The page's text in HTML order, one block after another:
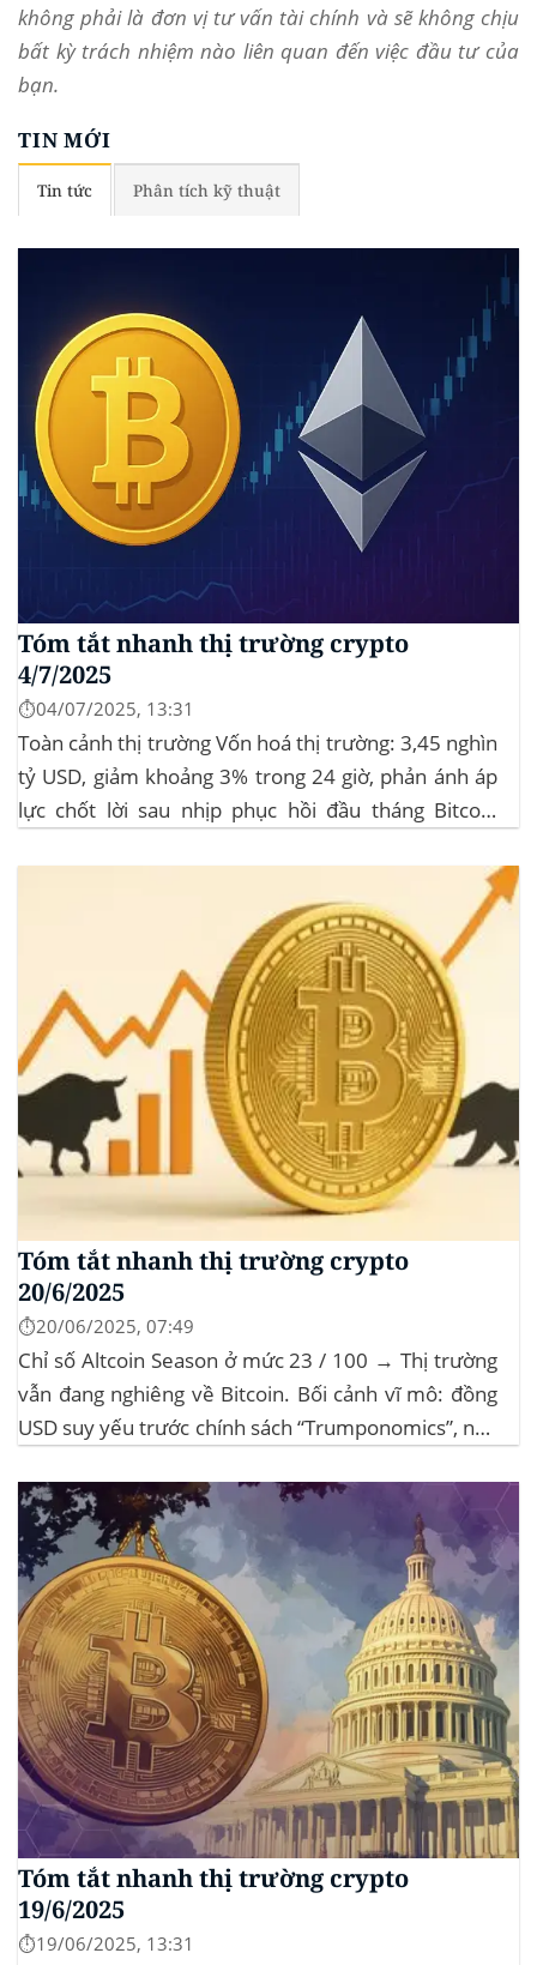
không phải là đơn vị tư vấn tài chính và sẽ không chịu
bất kỳ trách nhiệm nào liên quan đến việc đầu tư của
bạn.
TIN MỚI
Tin tức Phân tích kỹ thuật
Tóm tắt nhanh thị trường crypto
4/7/2025
⏱️04/07/2025, 13:31
Toàn cảnh thị trường Vốn hoá thị trường: 3,45 nghìn
tỷ USD, giảm khoảng 3% trong 24 giờ, phản ánh áp
lực chốt lời sau nhịp phục hồi đầu tháng‍ Bitcoin
Tóm tắt nhanh thị trường crypto
20/6/2025
⏱️20/06/2025, 07:49
Chỉ số Altcoin Season ở mức 23 / 100 → Thị trường
vẫn đang nghiêng về Bitcoin. Bối cảnh vĩ mô: đồng
USD suy yếu trước chính sách “Trumponomics”, nhà
Sự kiện Chi tiết Hack 100 triệu USD...
Tóm tắt nhanh thị trường crypto
19/6/2025
⏱️19/06/2025, 13:31